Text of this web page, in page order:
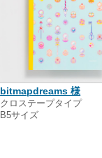
bitmapdreams 様
クロステープタイプ
B5サイズ